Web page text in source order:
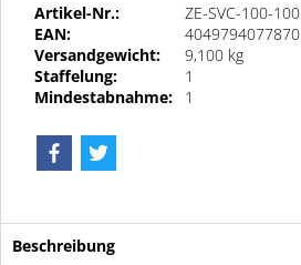
Artikel-Nr.:
ZE-SVC-100-100
EAN:
4049794077870
Versandgewicht:
9,100 kg
Staffelung:
1
Mindestabnahme:
1
Beschreibung